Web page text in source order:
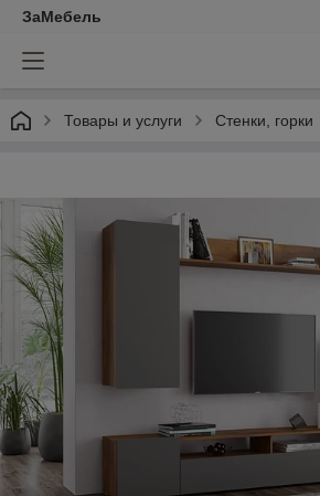
ЗаМебель
Товары и услуги Стенки, горки